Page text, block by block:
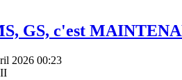
GS, c'est
2026 00:23